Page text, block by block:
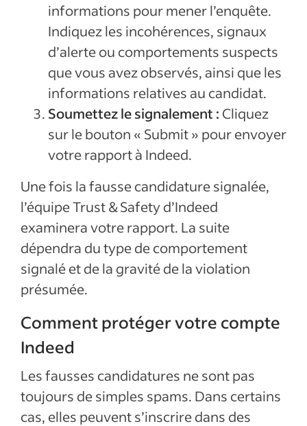
informations pour mener l’enquête.
Indiquez les incohérences, signaux
d’alerte ou comportements suspects
que vous avez observés, ainsi que les
informations relatives au candidat.
Soumettez le signalement : Cliquez
sur le bouton « Submit » pour envoyer
votre rapport à Indeed.
Une fois la fausse candidature signalée,
l’équipe Trust & Safety d’Indeed
examinera votre rapport. La suite
dépendra du type de comportement
signalé et de la gravité de la violation
présumée.
Comment protéger votre compte
Indeed
Les fausses candidatures ne sont pas
toujours de simples spams. Dans certains
cas, elles peuvent s’inscrire dans des